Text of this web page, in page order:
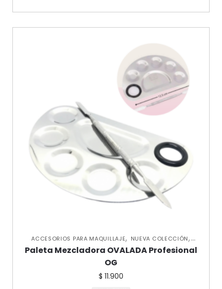
ACCESORIOS PARA MAQUILLAJE, NUEVA COLECCIÓN,
VARIEDADES
Paleta Mezcladora OVALADA Profesional
OG
$ 11.900